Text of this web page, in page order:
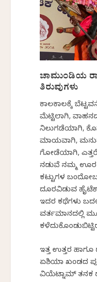
ಚಾಮುಂಡಿಯ
ತಿರುವುಗಳು
ಕಾಲಕಾಲಕ್ಕೆ
ಮೆಟ್ಟಿಲಾಗಿ,
ನಿಲುಗಡೆಯಾಗಿ,
ಮಾಯವಾಗಿ,
ಗೋಡೆಯಾಗಿ,
ನಡುವೆ ನಮ್ಮ ಊರ
ಕಟ್ಟುಗಳ
ದೂರವಿಡುವ
ಇದರ ಕಥೆಗಳು
ವರ್ತಮಾನದಲ್ಲಿ
ಇತ್ತ ಉತ್ತರ
ಏಶಿಯಾ ಖಂಡದ
ವಿಯೆಟ್ನಾಮ್ ತನಕ